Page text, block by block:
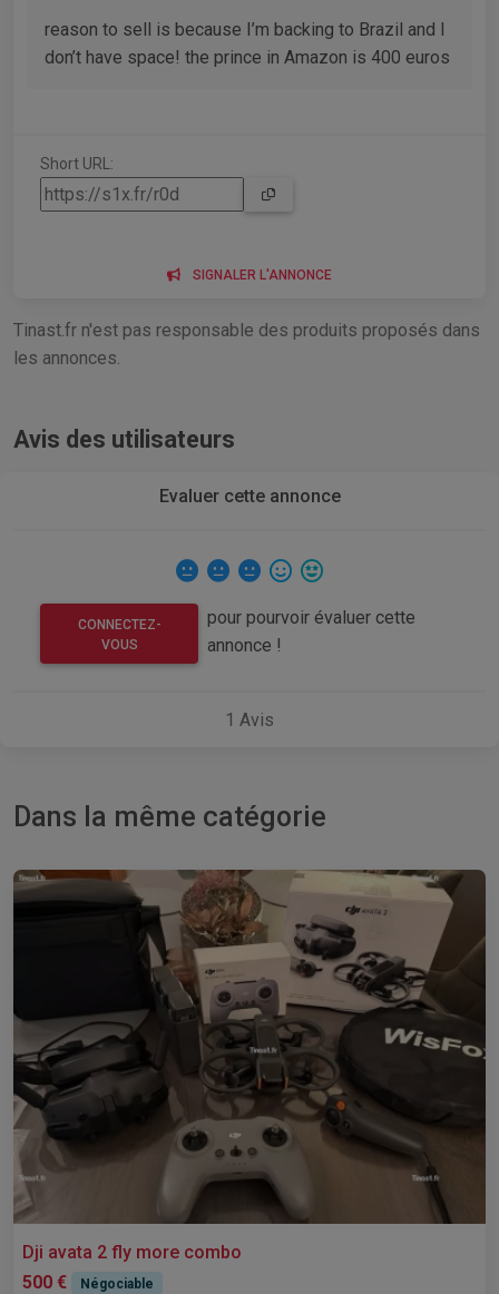
reason to sell is because I’m backing to Brazil and I
don’t have space! the prince in Amazon is 400 euros
Short URL:
SIGNALER L'ANNONCE
Tinast.fr n'est pas responsable des produits proposés dans
les annonces.
Avis des utilisateurs
Evaluer cette annonce
CONNECTEZ-
VOUS
pour pourvoir évaluer cette
annonce !
1 Avis
Dans la même catégorie
Dji avata 2 fly more combo
500 €
Négociable